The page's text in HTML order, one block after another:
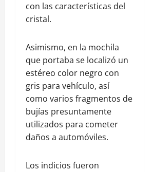
con las características del
cristal.
Asimismo, en la mochila
que portaba se localizó un
estéreo color negro con
gris para vehículo, así
como varios fragmentos de
bujías presuntamente
utilizados para cometer
daños a automóviles.
Los indicios fueron